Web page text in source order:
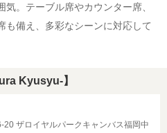
。テーブル席やカウンター席、
も備え、多彩なシーンに対応して
Kyusyu-】
ザロイヤルパークキャンバス福岡中